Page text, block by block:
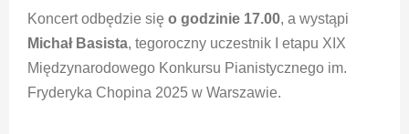
Koncert odbędzie się o godzinie 17.00, a wystąpi
Michał Basista, tegoroczny uczestnik I etapu XIX
Międzynarodowego Konkursu Pianistycznego im.
Fryderyka Chopina 2025 w Warszawie.